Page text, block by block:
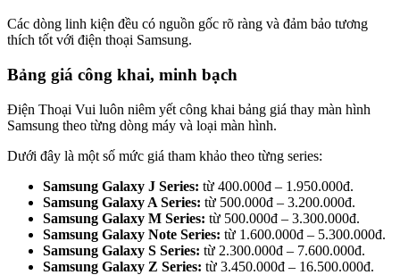
Các dòng linh kiện đều có nguồn gốc rõ ràng và đảm bảo tương
thích tốt với điện thoại Samsung.
Bảng giá công khai, minh bạch
Điện Thoại Vui luôn niêm yết công khai bảng giá thay màn hình
Samsung theo từng dòng máy và loại màn hình.
Dưới đây là một số mức giá tham khảo theo từng series:
Samsung Galaxy J Series: từ 400.000đ – 1.950.000đ.
Samsung Galaxy A Series: từ 500.000đ – 3.200.000đ.
Samsung Galaxy M Series: từ 500.000đ – 3.300.000đ.
Samsung Galaxy Note Series: từ 1.600.000đ – 5.300.000đ.
Samsung Galaxy S Series: từ 2.300.000đ – 7.600.000đ.
Samsung Galaxy Z Series: từ 3.450.000đ – 16.500.000đ.